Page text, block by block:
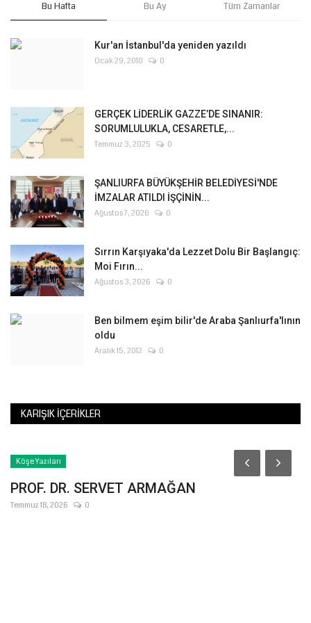
Bu Hafta Bu Ay Tüm Zamanlar
Kur'an İstanbul'da yeniden yazıldı
Ocak 29, 2010 0
GERÇEK LİDERLİK GAZZE’DE SINANIR:
SORUMLULUKLA, CESARETLE,...
Temmuz 3, 2025 0
ŞANLIURFA BÜYÜKŞEHİR BELEDİYESİ'NDE
İMZALAR ATILDI İŞÇİNİN...
Ağustos 7, 2026 0
Sırrın Karşıyaka'da Lezzet Dolu Bir Başlangıç:
Moi Fırın...
Ağustos 3, 2026 0
Ben bilmem eşim bilir'de Araba Şanlıurfa'lının
oldu
Aralık 15, 2012 0
KARIŞIK İÇERIKLER
Köşe Yazıları
PROF. DR. SERVET ARMAĞAN
Temmuz 18, 2026 0